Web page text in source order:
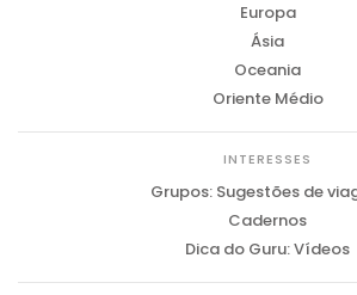
Europa
Ásia
Oceania
Oriente Médio
INTERESSES
Grupos: Sugestões de
Cadernos
Dica do Guru: Vídeos